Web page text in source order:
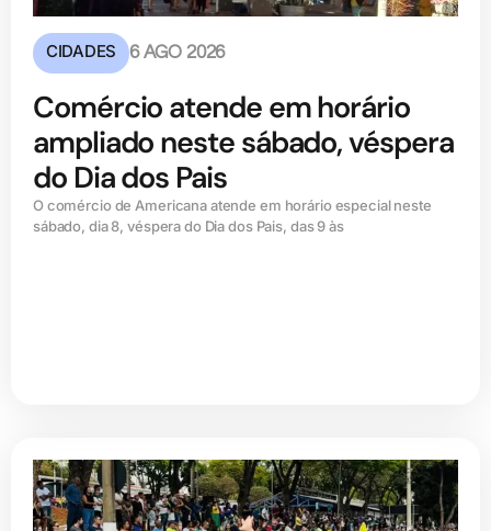
CIDADES 6 AGO 2026
Comércio atende em horário
ampliado neste sábado, véspera
do Dia dos Pais
O comércio de Americana atende em horário especial neste
sábado, dia 8, véspera do Dia dos Pais, das 9 às